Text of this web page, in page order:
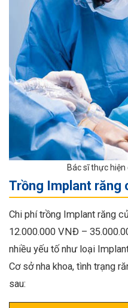
Bác sĩ thực
Trồng Implant răng
Chi phí trồng Implant răng
12.000.000 VNĐ –
nhiều yếu tố như loại
Cơ sở nha khoa, tình trạng
sau: